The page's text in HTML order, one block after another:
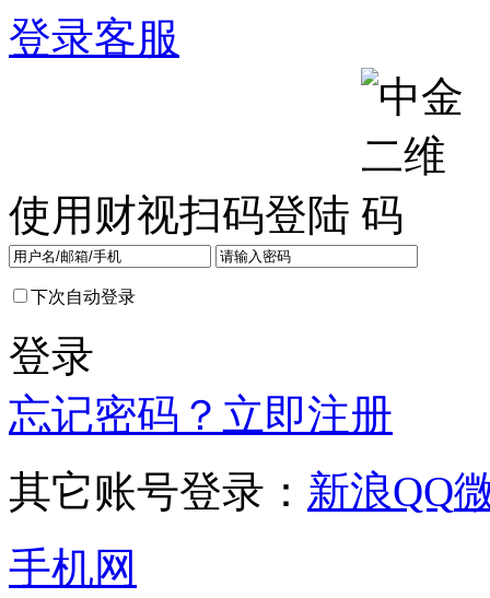
登录客服
使用财视扫码登陆
下次自动登录
登录
忘记密码？ 立即注册
其它账号登录： 新浪QQ
手机网